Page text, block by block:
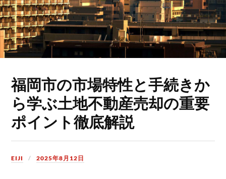
福岡市の市場特性と手続きか
ら学ぶ土地不動産売却の重要
ポイント徹底解説
EIJI 2025年8月12日